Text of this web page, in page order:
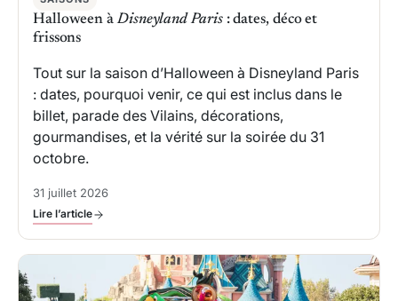
Halloween àDisneyland Paris: dates, déco et
frissons
Tout sur la saison d’Halloween à Disneyland Paris
: dates, pourquoi venir, ce qui est inclus dans le
billet, parade des Vilains, décorations,
gourmandises, et la vérité sur la soirée du 31
octobre.
31 juillet 2026
Lire l’article